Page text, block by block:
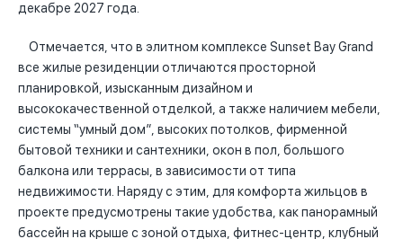
декабре 2027 года.
Отмечается, что в элитном комплексе Sunset Bay Grand
все жилые резиденции отличаются просторной
планировкой, изысканным дизайном и
высококачественной отделкой, а также наличием мебели,
системы “умный дом”, высоких потолков, фирменной
бытовой техники и сантехники, окон в пол, большого
балкона или террасы, в зависимости от типа
недвижимости. Наряду с этим, для комфорта жильцов в
проекте предусмотрены такие удобства, как панорамный
бассейн на крыше с зоной отдыха, фитнес-центр, клубный